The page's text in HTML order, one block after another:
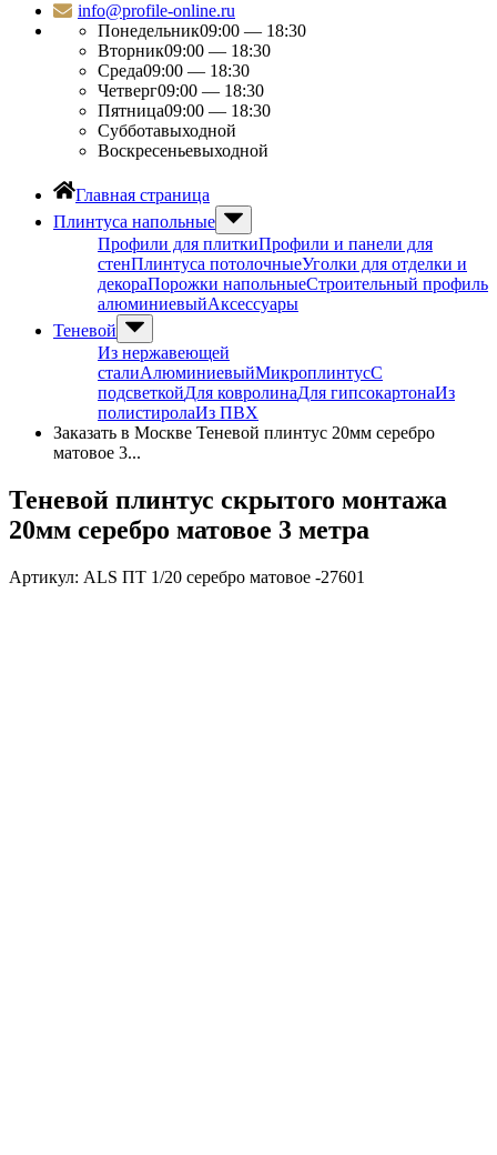
info@profile-online.ru
Понедельник09:00 — 18:30
Вторник09:00 — 18:30
Среда09:00 — 18:30
Четверг09:00 — 18:30
Пятница09:00 — 18:30
Субботавыходной
Воскресеньевыходной
Главная страница
Плинтуса напольные
Профили для плиткиПрофили и панели для
стенПлинтуса потолочныеУголки для отделки и
декораПорожки напольныеСтроительный профиль
алюминиевыйАксессуары
Теневой
Из нержавеющей
сталиАлюминиевыйМикроплинтусС
подсветкойДля ковролинаДля гипсокартонаИз
полистиролаИз ПВХ
Заказать в Москве Теневой плинтус 20мм серебро
матовое 3...
Теневой плинтус скрытого монтажа
20мм серебро матовое 3 метра
Артикул: ALS ПТ 1/20 серебро матовое -27601